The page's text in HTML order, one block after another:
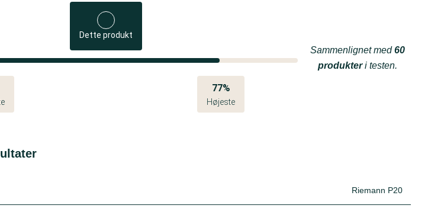
Dette produkt
77%
Højeste
Sammenlignet med60
produkteri testen.
Riemann P20